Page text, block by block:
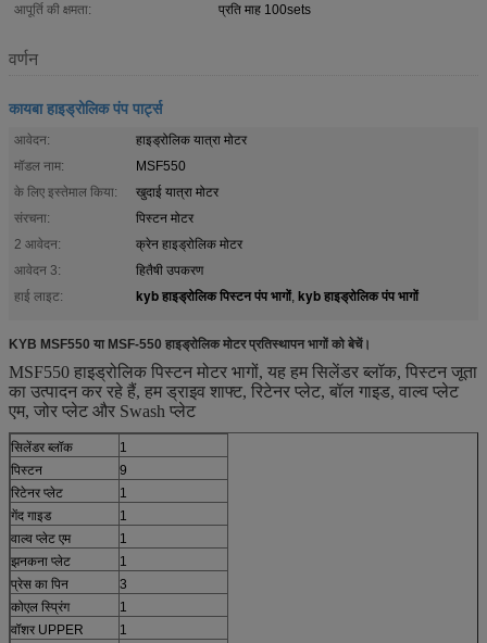
आपूर्ति की क्षमता:
प्रति माह 100sets
वर्णन
कायबा हाइड्रोलिक पंप पार्ट्स
आवेदन:
हाइड्रोलिक यात्रा मोटर
मॉडल नाम:
MSF550
के लिए इस्तेमाल किया:
खुदाई यात्रा मोटर
संरचना:
पिस्टन मोटर
2 आवेदन:
क्रेन हाइड्रोलिक मोटर
आवेदन 3:
हितैषी उपकरण
हाई लाइट:
kyb हाइड्रोलिक पिस्टन पंप भागों, kyb हाइड्रोलिक पंप भागों
KYB MSF550 या MSF-550 हाइड्रोलिक मोटर प्रतिस्थापन भागों को बेचें।
MSF550 हाइड्रोलिक पिस्टन मोटर भागों, यह हम सिलेंडर ब्लॉक, पिस्टन जूता
का उत्पादन कर रहे हैं, हम ड्राइव शाफ्ट, रिटेनर प्लेट, बॉल गाइड, वाल्व प्लेट
एम, जोर प्लेट और Swash प्लेट
सिलेंडर ब्लॉक
1
पिस्टन
9
रिटेनर प्लेट
1
गेंद गाइड
1
वाल्व प्लेट एम
1
झनकना प्लेट
1
प्रेस का पिन
3
कोएल स्प्रिंग
1
वॉशर UPPER
1